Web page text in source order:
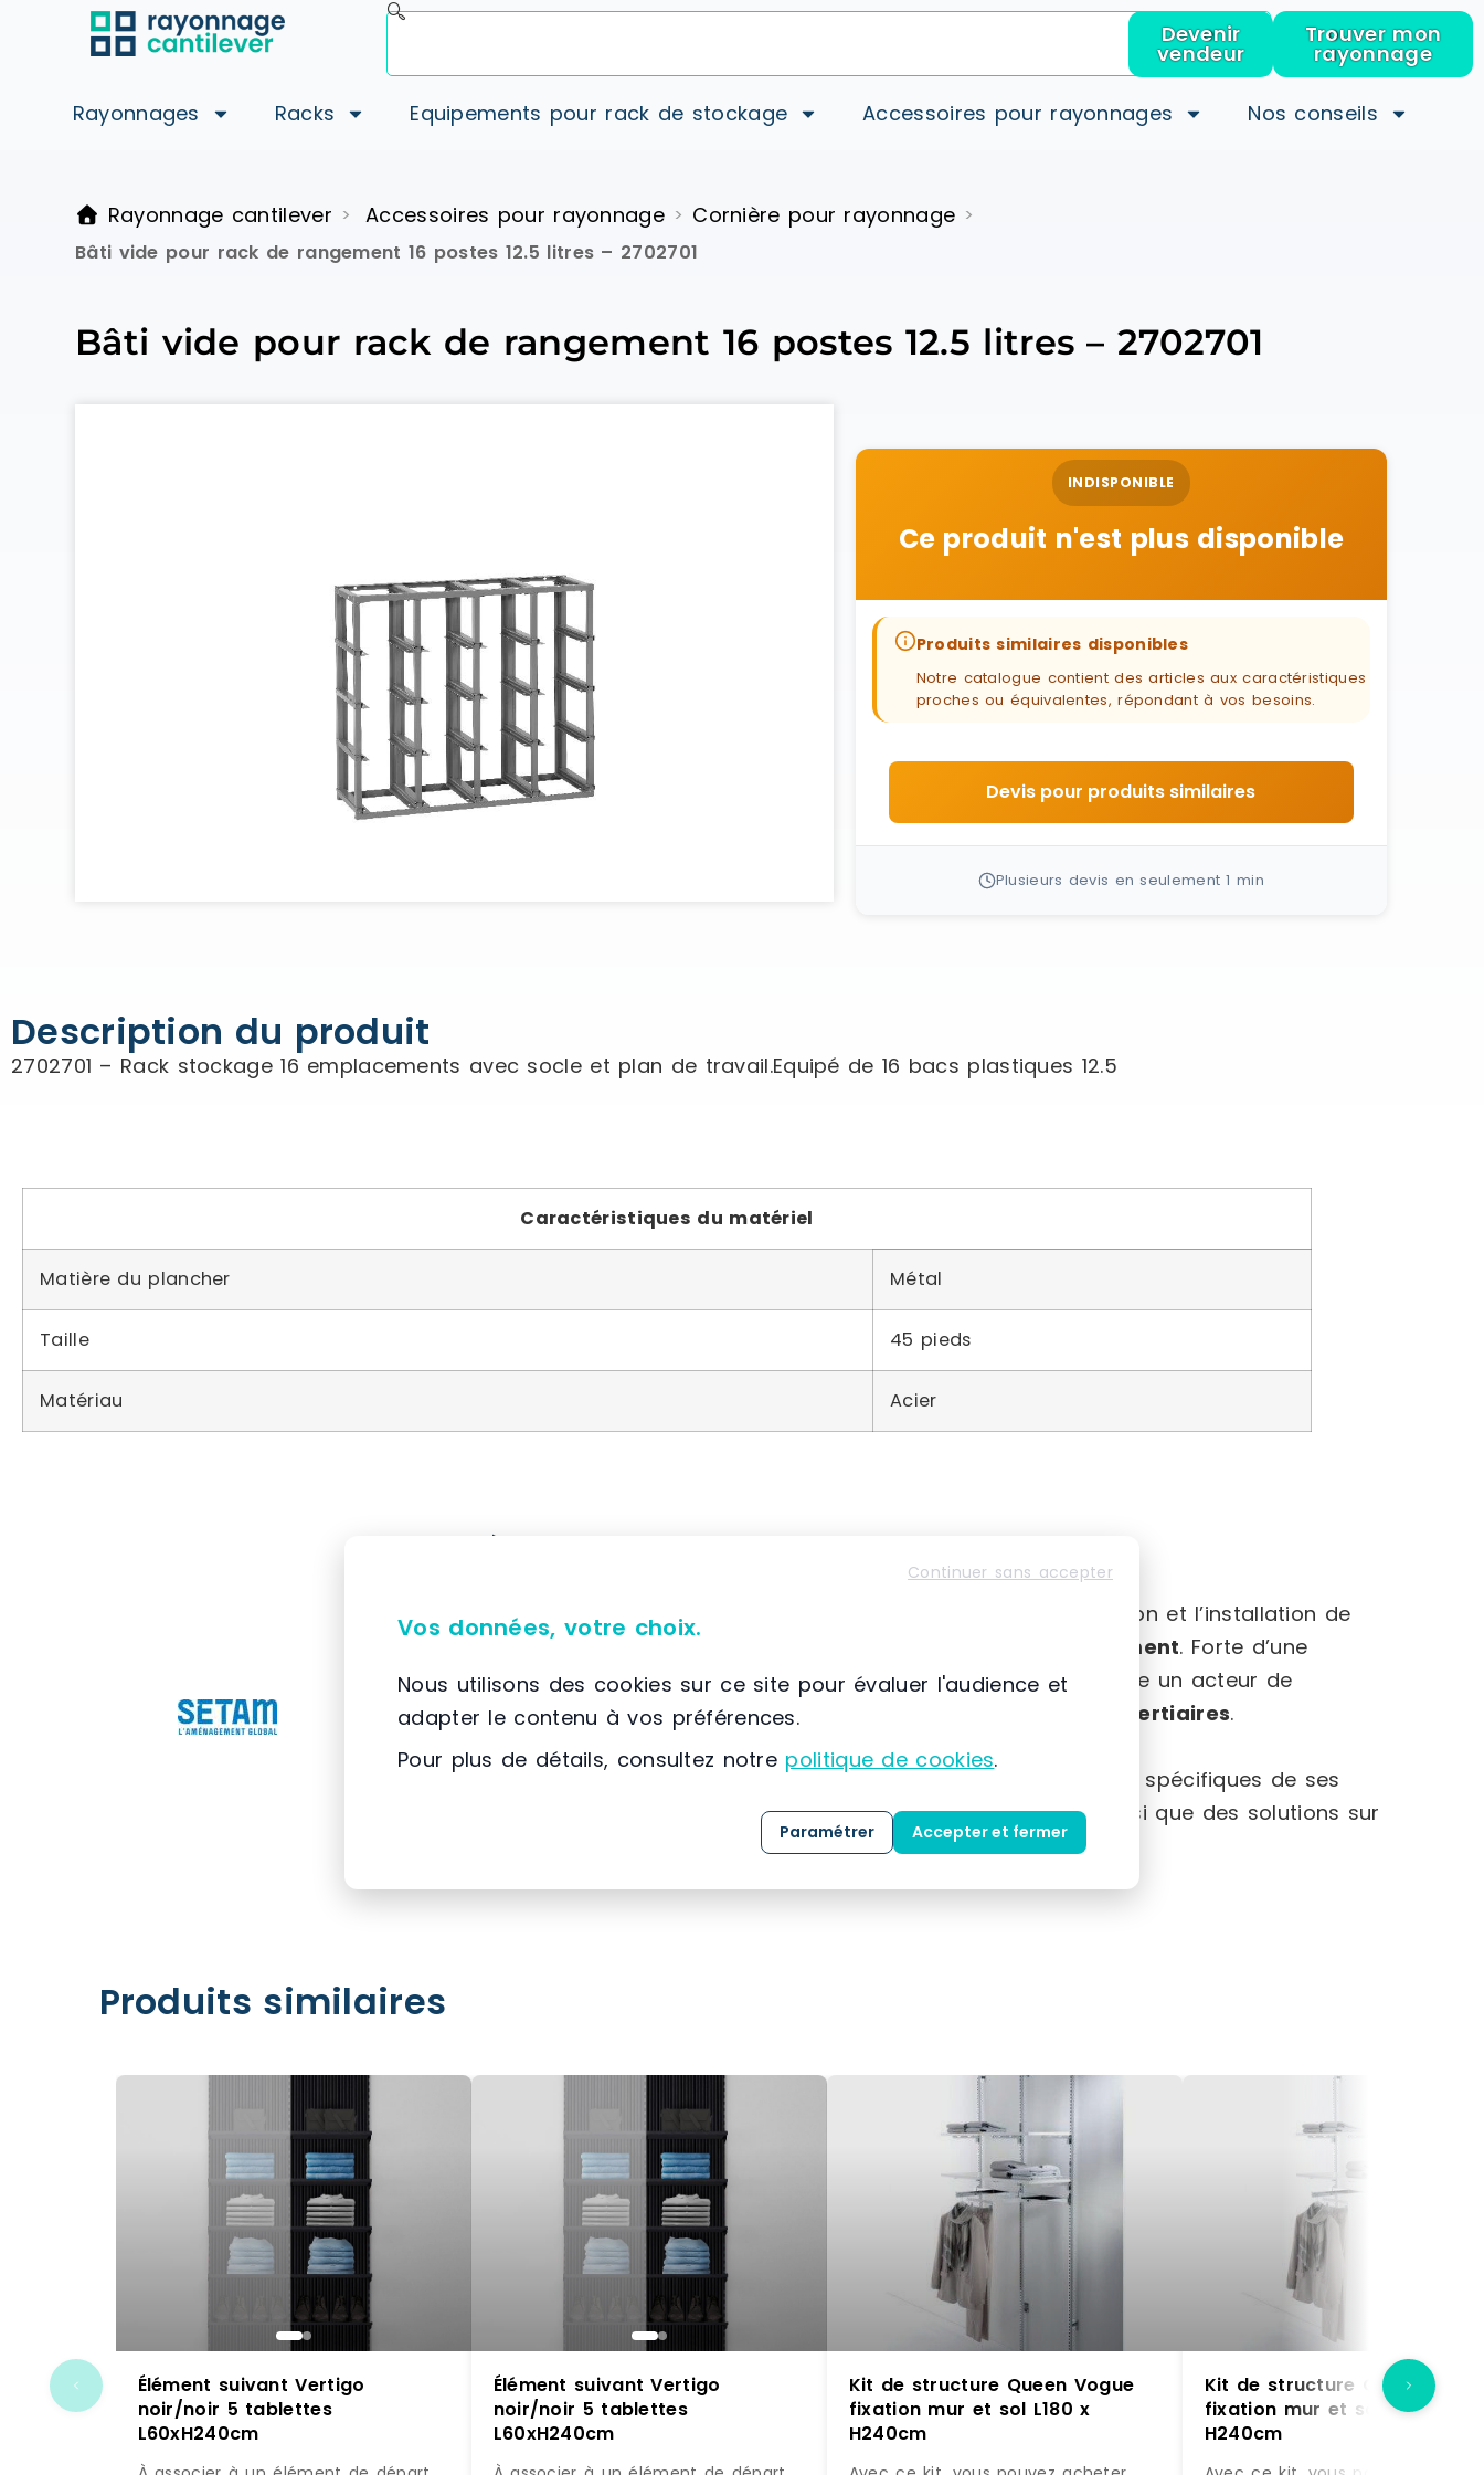
Devenir
vendeur
Trouver mon
rayonnage
Rayonnages Racks Equipements pour rack de stockage Accessoires pour rayonnages Nos conseils
Rayonnage cantilever > Accessoires pour rayonnage > Cornière pour rayonnage >
Bâti vide pour rack de rangement 16 postes 12.5 litres – 2702701
Bâti vide pour rack de rangement 16 postes 12.5 litres – 2702701
INDISPONIBLE
Ce produit n'est plus disponible
Produits similaires disponibles
Notre catalogue contient des articles aux caractéristiques
proches ou équivalentes, répondant à vos besoins.
Devis pour produits similaires
Plusieurs devis en seulement 1 min
Description du produit
2702701 – Rack stockage 16 emplacements avec socle et plan de travail.Equipé de 16 bacs plastiques 12.5
Caractéristiques du matériel
Matière du plancher Métal
Taille 45 pieds
Matériau Acier
📌 Située à France, SCIONZIER, (74) Auvergne-Rhône-Alpes
SETAM
est spécialisée dans la conception, la commercialisation et l’installation de
solutions dédiées au
rangement. Forte d’une
expertise développée depuis 1974, l’entreprise s’impose comme un acteur de
référence dans l’aménagement des espaces industriels et tertiaires.
Grâce à une maîtrise approfondie des métiers et des besoins spécifiques de ses
clients, SETAM propose une gamme complète de produits ainsi que des solutions sur
clé en main.
Produits similaires
Élément suivant Vertigo
noir/noir 5 tablettes
L60xH240cm
Élément suivant Vertigo
noir/noir 5 tablettes
L60xH240cm
Kit de structure Queen Vogue
fixation mur et sol L180 x
H240cm
Kit de structure Queen
fixation mur et sol L180 x
H240cm
Continuer sans accepter
Vos données, votre choix.
Nous utilisons des cookies sur ce site pour évaluer l'audience et
adapter le contenu à vos préférences.
Pour plus de détails, consultez notre politique de cookies.
Paramétrer Accepter et fermer